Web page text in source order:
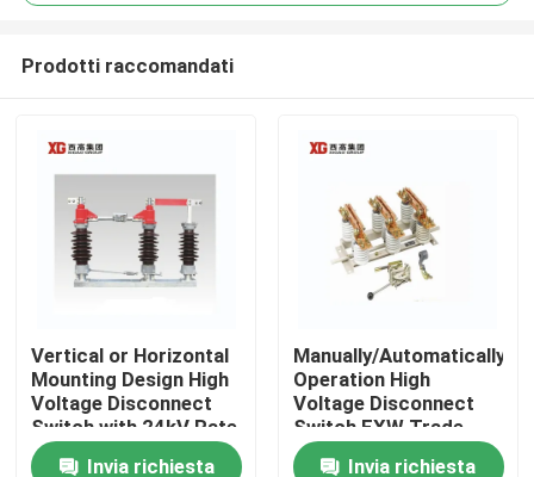
Prodotti
Circa noi
Prodotti raccomandati
Vertical or Horizontal
Mounting Design High
Voltage Disconnect
Switch with 24kV Rate
Voltage
Invia richiesta
Manually/Automatically
Operation High
Voltage Disconnect
Switch EXW Trade
Terms Product
Invia richiesta